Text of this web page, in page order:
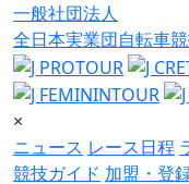
一般社団法人
全日本実業団自転車
×
ニュース レース日程
競技ガイド 加盟・登